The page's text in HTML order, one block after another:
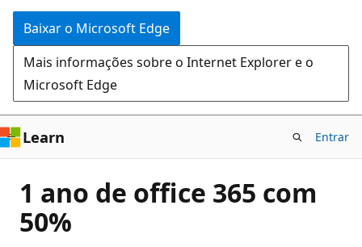
Baixar o Microsoft Edge
Mais informações sobre o Internet Explorer e o
Microsoft Edge
Learn Entrar
1 ano de office 365 com
50%